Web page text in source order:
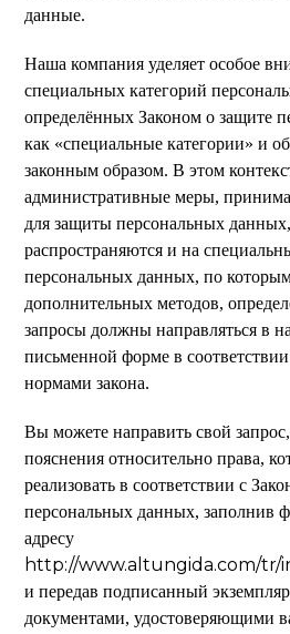
данные.
Наша компания уделяет особое
специальных категорий
определённых Законом о защите
как «специальные категории» и
законным образом. В этом
административные меры,
для защиты персональных
распространяются и на
персональных данных, по
дополнительных методов,
запросы должны направляться в
письменной форме в
нормами закона.
Вы можете направить свой
пояснения относительно права,
реализовать в соответствии с
персональных данных, заполнив
адресу
http://www.altungida.com/tr/
и передав подписанный
документами, удостоверяющими